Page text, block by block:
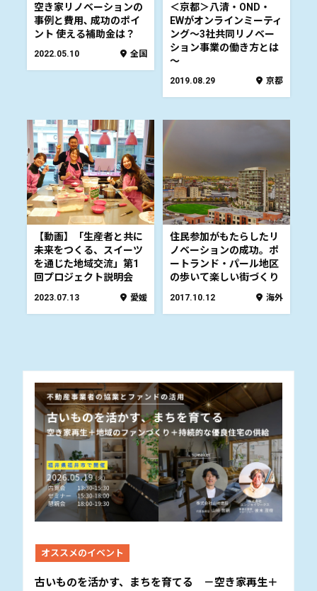
空き家リノベーションの
事例と費用､ 成功のポイ
ント 使える補助金は？
2022.05.10 全国
＜京都＞八清・OND・
EWがオンラインミーティ
ング～3社共同リノベー
ション事業の働き方とは
～
2019.08.29 京都
【動画】「生産者と共に
未来をつくる、スイーツ
を通じた地域交流」第1
回プロジェクト説明会
2023.07.13 愛媛
住民参加がもたらしたリ
ノベーションの成功。ポ
ートランド・パール地区
の歩いて楽しい街づくり
2017.10.12 海外
オススメのイベント
古いものを活かす、まちを育てる －空き家再生＋